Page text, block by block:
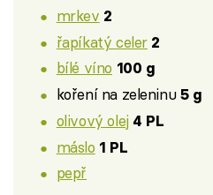
mrkev 2
řapíkatý celer 2
bílé víno 100 g
koření na zeleninu 5 g
olivový olej 4 PL
máslo 1 PL
pepř